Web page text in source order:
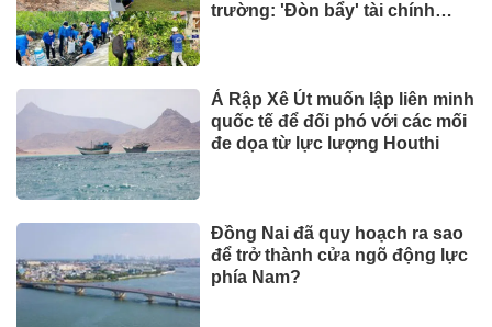
Việt Nam có 600 GW tiềm năng
Đầu tư
BẤT ĐỘNG SẢN